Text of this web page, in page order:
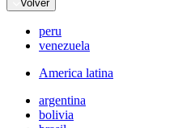
Volver
peru
venezuela
America latina
argentina
bolivia